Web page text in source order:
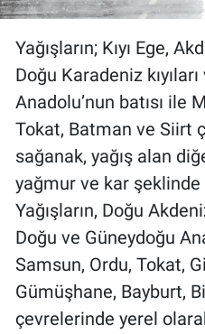
Yağışların; Kıyı Ege,
Doğu Karadeniz
Anadolu’nun batısı ile
Tokat, Batman ve Siirt
sağanak, yağış alan
yağmur ve kar şeklinde
Yağışların, Doğu
Doğu ve Güneydoğu
Samsun, Ordu, Tokat,
Gümüşhane, Bayburt,
çevrelerinde yerel